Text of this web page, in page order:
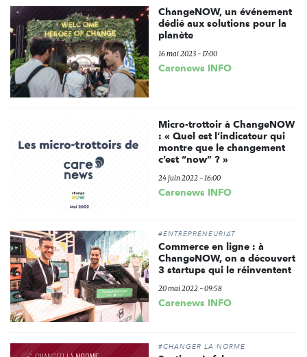
ChangeNOW, un événement
dédié aux solutions pour la
planète
16 mai 2023 - 17:00
Carenews INFO
Micro-trottoir à ChangeNOW
: « Quel est l’indicateur qui
montre que le changement
c’est “now” ? »
24 juin 2022 - 16:00
Carenews INFO
#ENTREPRENEURIAT
Commerce en ligne : à
ChangeNOW, on a découvert
3 startups qui le réinventent
20 mai 2022 - 09:58
Carenews INFO
#CHANGER LA NORME